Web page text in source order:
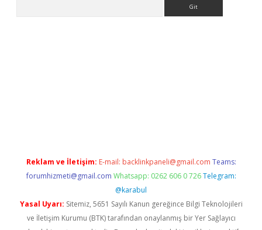
Reklam ve İletişim: E-mail: backlinkpaneli@gmail.com Teams:
forumhizmeti@gmail.com Whatsapp: 0262 606 0 726 Telegram:
@karabul
Yasal Uyarı: Sitemiz, 5651 Sayılı Kanun gereğince Bilgi Teknolojileri
ve İletişim Kurumu (BTK) tarafından onaylanmış bir Yer Sağlayıcı